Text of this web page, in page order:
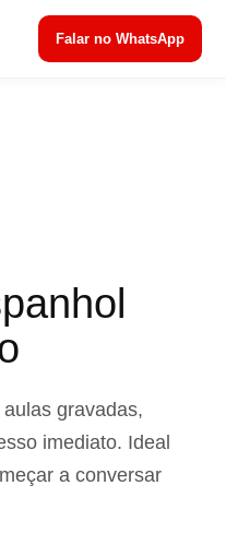
Falar no WhatsApp
gravadas,
imediato. Ideal
a conversar